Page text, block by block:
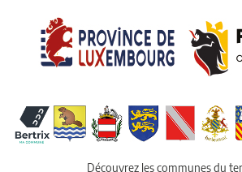
Découvrez les communes du